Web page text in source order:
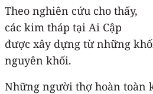
Theo nghiên cứu cho thấy,
các kim tháp tại Ai Cập
được xây dựng từ những
nguyên khối.
Những người thợ hoàn toàn